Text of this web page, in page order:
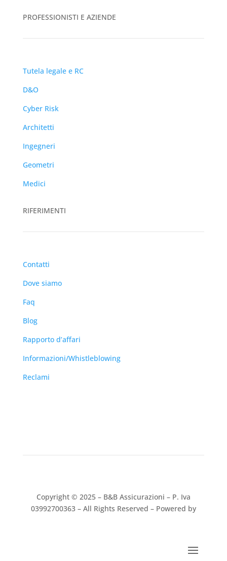
PROFESSIONISTI E AZIENDE
Tutela legale e RC
D&O
Cyber Risk
Architetti
Ingegneri
Geometri
Medici
RIFERIMENTI
Contatti
Dove siamo
Faq
Blog
Rapporto d’affari
Informazioni/Whistleblowing
Reclami
Copyright © 2025 – B&B Assicurazioni – P. Iva
03992700363 – All Rights Reserved – Powered by